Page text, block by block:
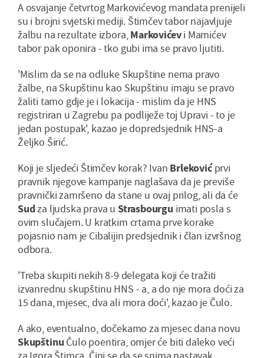
A osvajanje četvrtog Markovićevog mandata prenijeli
su i brojni svjetski mediji. Štimčev tabor najavljuje
žalbu na rezultate izbora,Markovićevi Mamićev
tabor pak oponira - tko gubi ima se pravo ljutiti.
'Mislim da se na odluke Skupštine nema pravo
žalbe, na Skupštinu kao Skupštinu imaju se pravo
žaliti tamo gdje je i lokacija - mislim da je HNS
registriran u Zagrebu pa podliježe toj Upravi - to je
jedan postupak', kazao je dopredsjednik HNS-a
Željko Širić.
Koji je sljedeći Štimčev korak? Ivan Brlekovićprvi
pravnik njegove kampanje naglašava da je previše
pravnički zamršeno da stane u ovaj prilog, ali da će
Sudza ljudska prava u Strasbourgu imati posla s
ovim slučajem. U kratkim crtama prve korake
pojasnio nam je Cibalijin predsjednik i član izvršnog
odbora.
'Treba skupiti nekih 8-9 delegata koji će tražiti
izvanrednu skupštinu HNS - a, a do nje mora doći za
15 dana, mjesec, dva ali mora doći', kazao je Čulo.
A ako, eventualno, dočekamo za mjesec dana novu
Skupštinu Čulo poentira, omjer će biti daleko veći